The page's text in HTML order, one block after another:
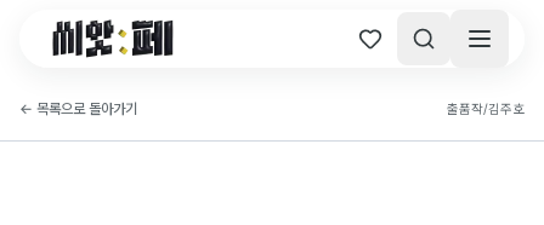
씨앗페 온라인 홈
← 목록으로 돌아가기 출품작/김주호